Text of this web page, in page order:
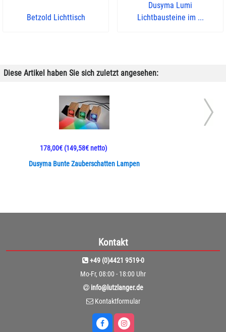
Betzold Lichttisch
Dusyma Lumi
Lichtbausteine im ...
Diese Artikel haben Sie sich zuletzt angesehen:
Dusyma Bunte Zauberschatten Lampen
178,00€(149,58€ netto)
Kontakt
+49 (0)4421 9519-0
Mo-Fr, 08:00 - 18:00 Uhr
info@lutzlanger.de
Kontaktformular